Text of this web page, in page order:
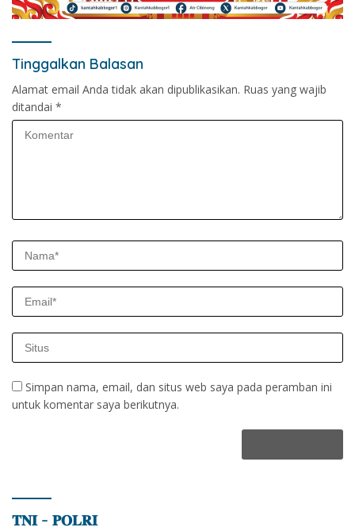
Tinggalkan Balasan
Alamat email Anda tidak akan dipublikasikan. Ruas yang wajib
ditandai *
Simpan nama, email, dan situs web saya pada peramban ini
untuk komentar saya berikutnya.
𝐓𝐍𝐈 – 𝐏𝐎𝐋𝐑𝐈